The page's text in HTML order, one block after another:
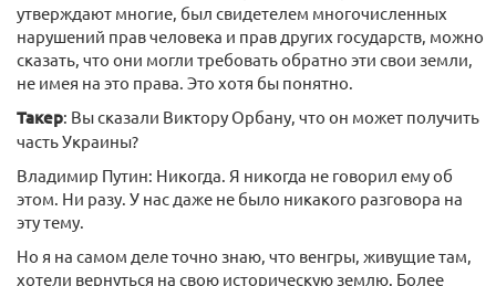
утверждают многие, был свидетелем многочисленных
нарушений прав человека и прав других государств, можно
сказать, что они могли требовать обратно эти свои земли,
не имея на это права. Это хотя бы понятно.
Такер: Вы сказали Виктору Орбану, что он может получить
часть Украины?
Владимир Путин: Никогда. Я никогда не говорил ему об
этом. Ни разу. У нас даже не было никакого разговора на
эту тему.
Но я на самом деле точно знаю, что венгры, живущие там,
хотели вернуться на свою историческую землю. Более